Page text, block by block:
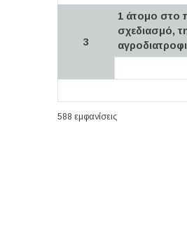
3
1 άτομο στο
σχεδιασμό,
588 εμφανίσεις